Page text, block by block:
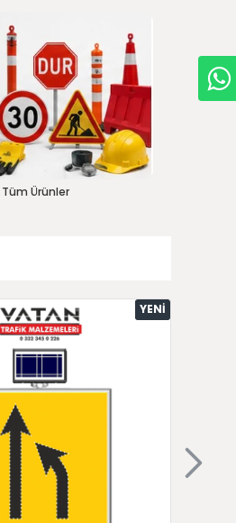
Tüm Ürünler
YENI